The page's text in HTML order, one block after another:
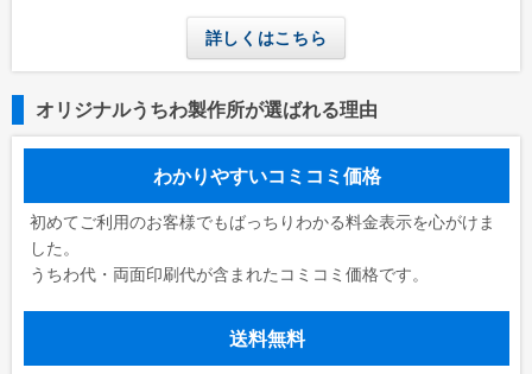
HOW TO うちわ作り
デザインのコツ
うちわ広告について
グループサイト
レスタス
封筒印刷製作所
詳しくはこちら
オリジナルうちわ製作所が選ばれる理由
わかりやすいコミコミ価格
初めてご利用のお客様でもばっちりわかる料金表示を心がけま
した。
うちわ代・両面印刷代が含まれたコミコミ価格です。
送料無料